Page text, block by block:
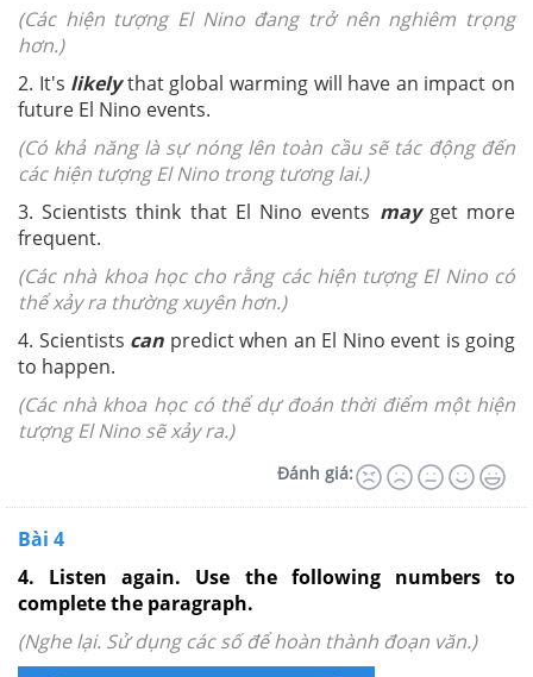
(Các hiện tượng El Nino đang trở nên nghiêm trọng
hơn.)
2. It's likelythat global warming will have an impact on
future El Nino events.
(Có khả năng là sự nóng lên toàn cầu sẽ tác động đến
các hiện tượng El Nino trong tương lai.)
3. Scientists think that El Nino events may get more
frequent.
(Các nhà khoa học cho rằng các hiện tượng El Nino có
thể xảy ra thường xuyên hơn.)
4. Scientists can predict when an El Nino event is going
to happen.
(Các nhà khoa học có thể dự đoán thời điểm một hiện
tượng El Nino sẽ xảy ra.)
Đánh giá:
Bài 4
4. Listen again. Use the following numbers to
complete the paragraph.
(Nghe lại. Sử dụng các số để hoàn thành đoạn văn.)